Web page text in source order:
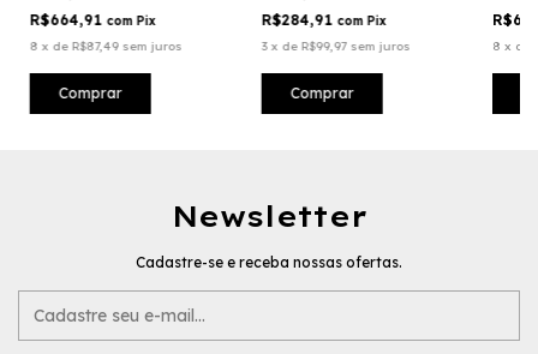
R$664,91 com Pix
8 x de R$87,49 sem juros
Comprar
R$284,91 com Pix
3 x de R$99,97 sem juros
Comprar
8 x de
Newsletter
Cadastre-se e receba nossas ofertas.